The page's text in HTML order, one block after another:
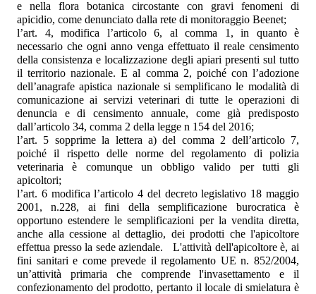
e nella flora botanica circostante con gravi fenomeni di
apicidio, come denunciato dalla rete di monitoraggio Beenet;
l’art. 4, modifica l’articolo 6, al comma 1, in quanto è
necessario che ogni anno venga effettuato il reale censimento
della consistenza e localizzazione degli apiari presenti sul tutto
il territorio nazionale. E al comma 2, poiché con l’adozione
dell’anagrafe apistica nazionale si semplificano le modalità di
comunicazione ai servizi veterinari di tutte le operazioni di
denuncia e di censimento annuale, come già predisposto
dall’articolo 34, comma 2 della legge n 154 del 2016;
l’art. 5 sopprime la lettera a) del comma 2 dell’articolo 7,
poiché il rispetto delle norme del regolamento di polizia
veterinaria è comunque un obbligo valido per tutti gli
apicoltori;
l’art. 6 modifica l’articolo 4 del decreto legislativo 18 maggio
2001, n.228, ai fini della semplificazione burocratica è
opportuno estendere le semplificazioni per la vendita diretta,
anche alla cessione al dettaglio, dei prodotti che l'apicoltore
effettua presso la sede aziendale.
L'attività dell'apicoltore è, ai
fini sanitari e come prevede il regolamento UE n. 852/2004,
un’attività primaria che comprende l'invasettamento e il
confezionamento del prodotto, pertanto il locale di smielatura è